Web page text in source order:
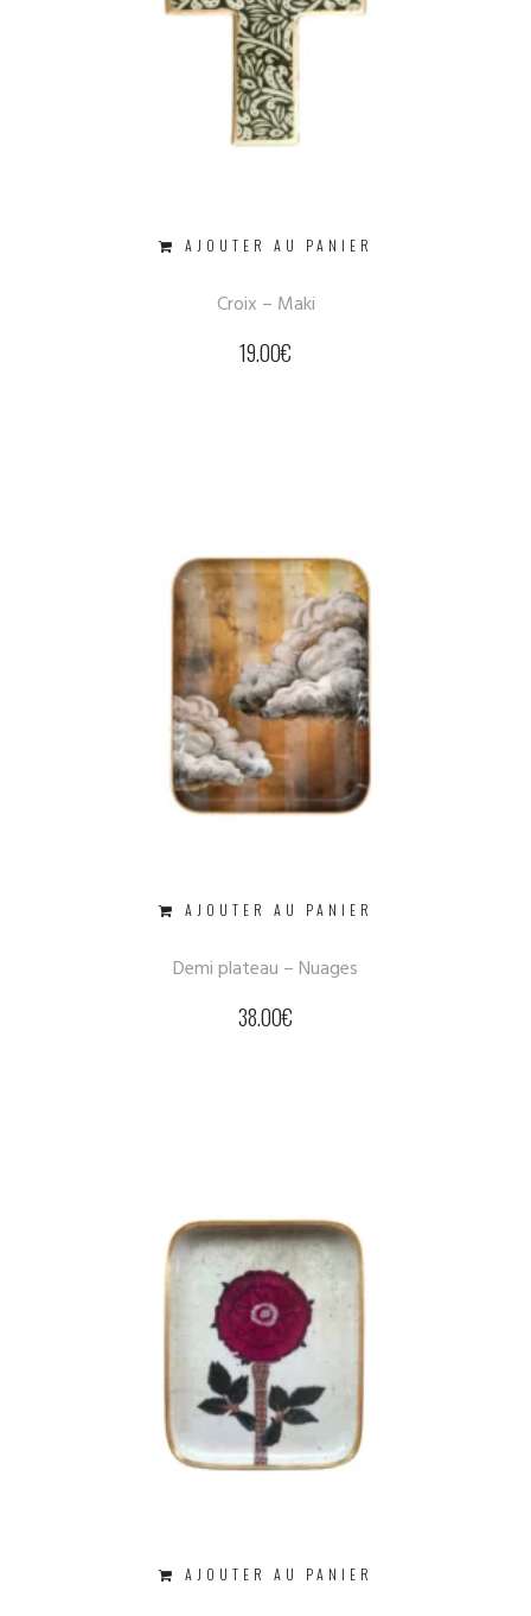
AJOUTER AU PANIER
Croix – Maki
19.00€
AJOUTER AU PANIER
Demi plateau – Nuages
38.00€
AJOUTER AU PANIER